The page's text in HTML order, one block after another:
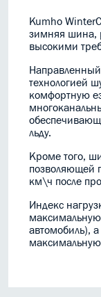
Kumho
зимняя шина,
высокими
Направленный
технологией
комфортную
льду.
Кроме того,
позволяющей
км\ч после
Индекс
максимальную
автомобиль),